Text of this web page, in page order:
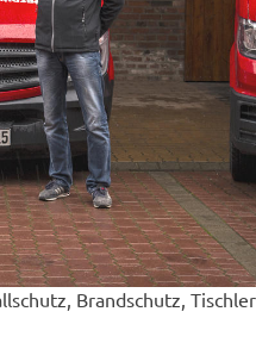
Brandschutz,